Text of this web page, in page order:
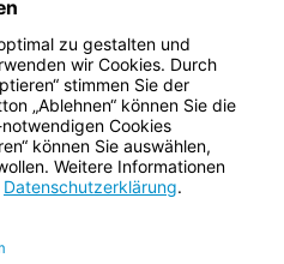
und Höhlenrettung oder